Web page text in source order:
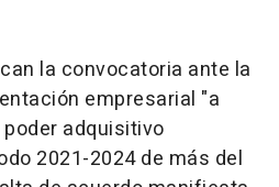
la convocatoria ante la
empresarial "a
adquisitivo
2021-2024 de más del